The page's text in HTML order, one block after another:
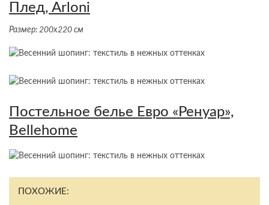
Плед, Arloni
Размер: 200х220 см
Постельное белье Евро «Ренуар»,
Bellehome
ПОХОЖИЕ: